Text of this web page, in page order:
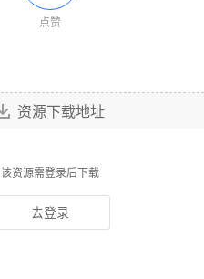
点赞
资源下载地址
该资源需登录后下载
去登录